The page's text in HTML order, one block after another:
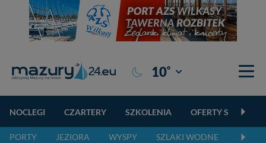
10° Giżycko
NOCLEGI CZARTERY SZKOLENIA OFERTY
PORTY JEZIORA WYSPY SZLAKI WODNE